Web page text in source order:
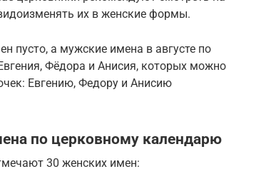
их в женские формы.
пусто, а мужские имена в августе по
Фёдора и Анисия, которых можно
Евгению, Федору и Анисию
по церковному календарю
30 женских имен: